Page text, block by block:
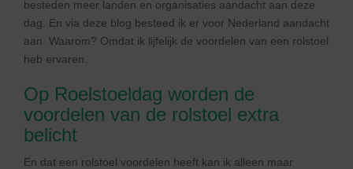
besteden meer landen en organisaties aandacht aan deze
dag. En via deze blog besteed ik er voor Nederland aandacht
aan. Waarom? Omdat ik lijfelijk de voordelen van een rolstoel
heb ervaren.
Op Roelstoeldag worden de
voordelen van de rolstoel extra
belicht
En dat een rolstoel voordelen heeft kan ik alleen maar